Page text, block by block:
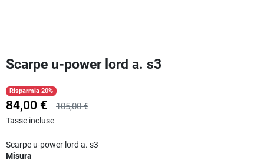
Scarpe u-power lord a. s3
Risparmia 20%
84,00 € 105,00 €
Tasse incluse
Scarpe u-power lord a. s3
Misura